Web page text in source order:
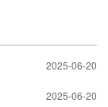
2025-06-20
2025-06-20